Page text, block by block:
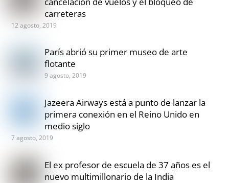
carreteras
12 agosto, 2019
París abrió su primer museo de arte
flotante
9 agosto, 2019
Jazeera Airways está a punto de lanzar la
primera conexión en el Reino Unido en
medio siglo
7 agosto, 2019
El ex profesor de escuela de 37 años es el
nuevo multimillonario de la India